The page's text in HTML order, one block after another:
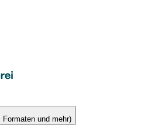
Formaten und mehr)